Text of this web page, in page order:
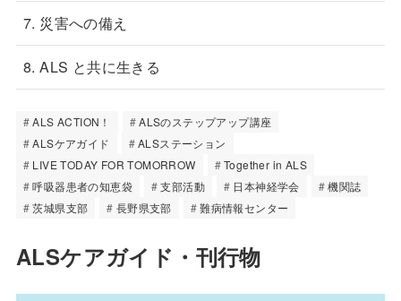
7. 災害への備え
8. ALS と共に生きる
ALS ACTION！
ALSのステップアップ講座
ALSケアガイド
ALSステーション
LIVE TODAY FOR TOMORROW
Together in ALS
呼吸器患者の知恵袋
支部活動 日本神経学会
機関誌
茨城県支部
長野県支部 難病情報センター
ALSケアガイド・刊行物